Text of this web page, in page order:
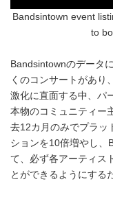
Bandsintown event
to
Bandsintownのデータ
くのコンサートがあり
激化に直面する中、パ
本物のコミュニティー
去12カ月のみでプラッ
ションを10倍増やし、
て、必ず各アーティス
とができるようにする